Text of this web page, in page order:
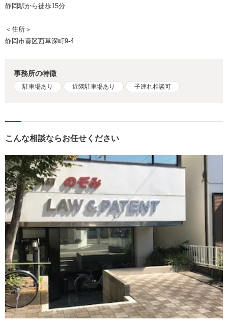
静岡駅から徒歩15分
＜住所＞
静岡市葵区西草深町9-4
事務所の特徴
駐車場あり 近隣駐車場あり 子連れ相談可
こんな相談ならお任せください